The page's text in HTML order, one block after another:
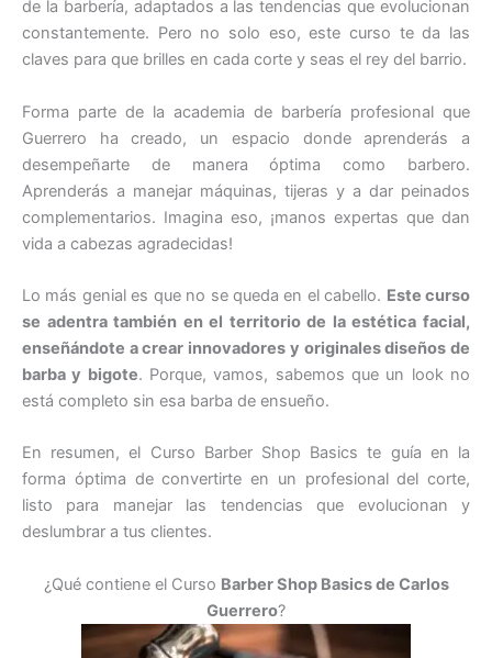
de la barbería, adaptados a las tendencias que evolucionan
constantemente. Pero no solo eso, este curso te da las
claves para que brilles en cada corte y seas el rey del barrio.
Forma parte de la academia de barbería profesional que
Guerrero ha creado, un espacio donde aprenderás a
desempeñarte de manera óptima como barbero.
Aprenderás a manejar máquinas, tijeras y a dar peinados
complementarios. Imagina eso, ¡manos expertas que dan
vida a cabezas agradecidas!
Lo más genial es que no se queda en el cabello. Este curso
se adentra también en el territorio de la estética facial,
enseñándote a crear innovadores y originales diseños de
barba y bigote. Porque, vamos, sabemos que un look no
está completo sin esa barba de ensueño.
En resumen, el Curso Barber Shop Basics te guía en la
forma óptima de convertirte en un profesional del corte,
listo para manejar las tendencias que evolucionan y
deslumbrar a tus clientes.
¿Qué contiene el Curso Barber Shop Basics de Carlos
Guerrero?